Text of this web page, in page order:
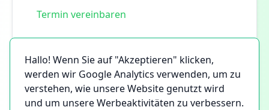
Termin vereinbaren
Hallo! Wenn Sie auf "Akzeptieren" klicken,
werden wir Google Analytics verwenden, um zu
verstehen, wie unsere Website genutzt wird
und um unsere Werbeaktivitäten zu verbessern.